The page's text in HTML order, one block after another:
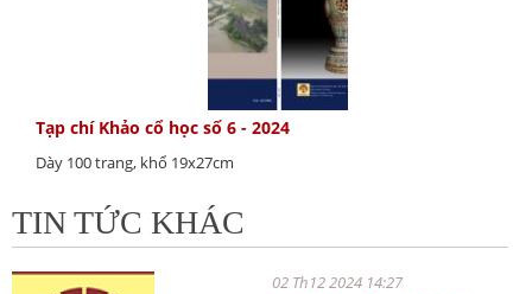
Tạp chí Khảo cổ học số 6 - 2024
Dày 100 trang, khổ 19x27cm
TIN TỨC KHÁC
02 Th12 2024 14:27